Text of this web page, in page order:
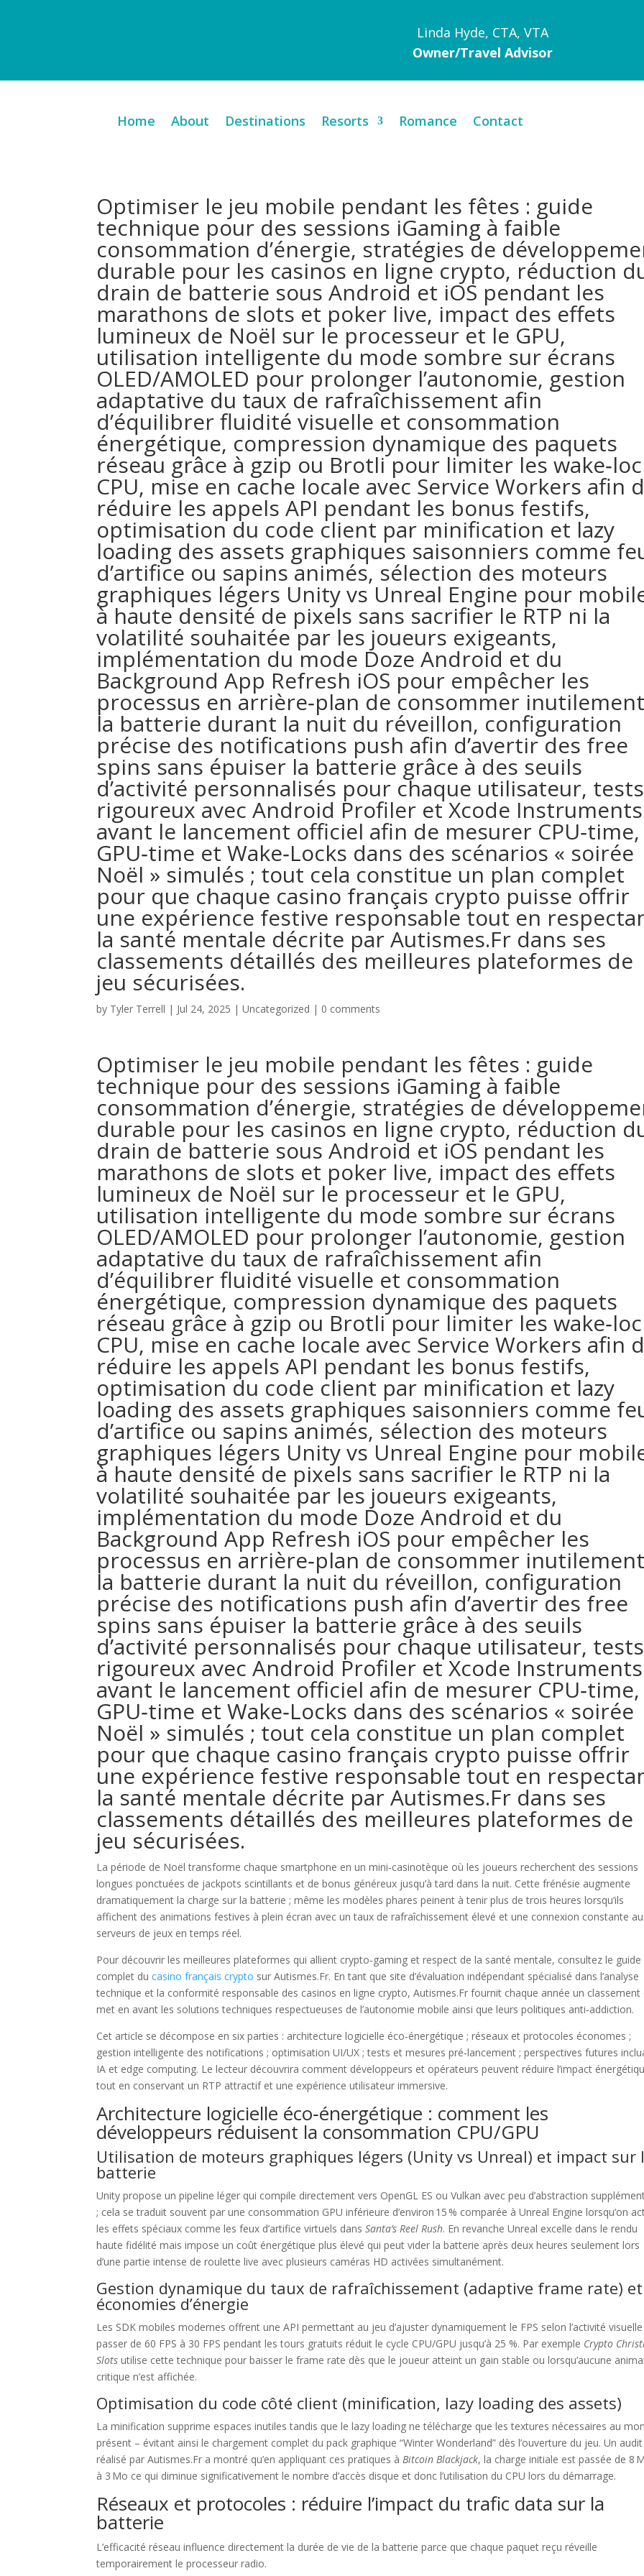
Linda Hyde, CTA, VTA
Owner/Travel Advisor
Home About Destinations Resorts Romance Contact
Optimiser le jeu mobile pendant les fêtes : guide
technique pour des sessions iGaming à faible
consommation d’énergie, stratégies de
durable pour les casinos en ligne crypto, réduction
drain de batterie sous Android et iOS pendant les
marathons de slots et poker live, impact des effets
lumineux de Noël sur le processeur et le GPU,
utilisation intelligente du mode sombre sur écrans
OLED/AMOLED pour prolonger l’autonomie, gestion
adaptative du taux de rafraîchissement afin
d’équilibrer fluidité visuelle et consommation
énergétique, compression dynamique des paquets
réseau grâce à gzip ou Brotli pour limiter les
CPU, mise en cache locale avec Service Workers afin
réduire les appels API pendant les bonus festifs,
optimisation du code client par minification et lazy
loading des assets graphiques saisonniers comme
d’artifice ou sapins animés, sélection des moteurs
graphiques légers Unity vs Unreal Engine pour
à haute densité de pixels sans sacrifier le RTP ni la
volatilité souhaitée par les joueurs exigeants,
implémentation du mode Doze Android et du
Background App Refresh iOS pour empêcher les
processus en arrière‑plan de consommer
la batterie durant la nuit du réveillon, configuration
précise des notifications push afin d’avertir des free
spins sans épuiser la batterie grâce à des seuils
d’activité personnalisés pour chaque utilisateur, tests
rigoureux avec Android Profiler et Xcode Instruments
avant le lancement officiel afin de mesurer CPU‑time,
GPU‑time et Wake‑Locks dans des scénarios « soirée
Noël » simulés ; tout cela constitue un plan complet
pour que chaque casino français crypto puisse offrir
une expérience festive responsable tout en
la santé mentale décrite par Autismes.Fr dans ses
classements détaillés des meilleures plateformes de
jeu sécurisées.
by Tyler Terrell | Jul 24, 2025 |Uncategorized | 0 comments
Optimiser le jeu mobile pendant les fêtes : guide
technique pour des sessions iGaming à faible
consommation d’énergie, stratégies de
durable pour les casinos en ligne crypto, réduction
drain de batterie sous Android et iOS pendant les
marathons de slots et poker live, impact des effets
lumineux de Noël sur le processeur et le GPU,
utilisation intelligente du mode sombre sur écrans
OLED/AMOLED pour prolonger l’autonomie, gestion
adaptative du taux de rafraîchissement afin
d’équilibrer fluidité visuelle et consommation
énergétique, compression dynamique des paquets
réseau grâce à gzip ou Brotli pour limiter les
CPU, mise en cache locale avec Service Workers afin
réduire les appels API pendant les bonus festifs,
optimisation du code client par minification et lazy
loading des assets graphiques saisonniers comme
d’artifice ou sapins animés, sélection des moteurs
graphiques légers Unity vs Unreal Engine pour
à haute densité de pixels sans sacrifier le RTP ni la
volatilité souhaitée par les joueurs exigeants,
implémentation du mode Doze Android et du
Background App Refresh iOS pour empêcher les
processus en arrière‑plan de consommer
la batterie durant la nuit du réveillon, configuration
précise des notifications push afin d’avertir des free
spins sans épuiser la batterie grâce à des seuils
d’activité personnalisés pour chaque utilisateur, tests
rigoureux avec Android Profiler et Xcode Instruments
avant le lancement officiel afin de mesurer CPU‑time,
GPU‑time et Wake‑Locks dans des scénarios « soirée
Noël » simulés ; tout cela constitue un plan complet
pour que chaque casino français crypto puisse offrir
une expérience festive responsable tout en
la santé mentale décrite par Autismes.Fr dans ses
classements détaillés des meilleures plateformes de
jeu sécurisées.
La période de Noël transforme chaque smartphone en un mini‑casinotèque où les joueurs recherchent des sessions
longues ponctuées de jackpots scintillants et de bonus généreux jusqu’à tard dans la nuit. Cette frénésie augmente
dramatiquement la charge sur la batterie ; même les modèles phares peinent à tenir plus de trois heures lorsqu’ils
affichent des animations festives à plein écran avec un taux de rafraîchissement élevé et une connexion constante
serveurs de jeux en temps réel.
Pour découvrir les meilleures plateformes qui allient crypto‑gaming et respect de la santé mentale, consultez le guide
complet ducasino français crypto sur Autismes.Fr. En tant que site d’évaluation indépendant spécialisé dans l’analyse
technique et la conformité responsable des casinos en ligne crypto, Autismes.Fr fournit chaque année un classement
met en avant les solutions techniques respectueuses de l’autonomie mobile ainsi que leurs politiques anti‑addiction.
Cet article se décompose en six parties : architecture logicielle éco‑énergétique ; réseaux et protocoles économes ;
gestion intelligente des notifications ; optimisation UI/UX ; tests et mesures pré‑lancement ; perspectives futures
IA et edge computing. Le lecteur découvrira comment développeurs et opérateurs peuvent réduire l’impact
tout en conservant un RTP attractif et une expérience utilisateur immersive.
Architecture logicielle éco‑énergétique : comment les
développeurs réduisent la consommation CPU/GPU
Utilisation de moteurs graphiques légers (Unity vs Unreal) et impact sur
batterie
Unity propose un pipeline léger qui compile directement vers OpenGL ES ou Vulkan avec peu d’abstraction
; cela se traduit souvent par une consommation GPU inférieure d’environ 15 % comparée à Unreal Engine lorsqu’on
les effets spéciaux comme les feux d’artifice virtuels dansSanta’s Reel Rush. En revanche Unreal excelle dans le rendu
haute fidélité mais impose un coût énergétique plus élevé qui peut vider la batterie après deux heures seulement lors
d’une partie intense de roulette live avec plusieurs caméras HD activées simultanément.
Gestion dynamique du taux de rafraîchissement (adaptive frame rate) et
économies d’énergie
Les SDK mobiles modernes offrent une API permettant au jeu d’ajuster dynamiquement le FPS selon l’activité
passer de 60 FPS à 30 FPS pendant les tours gratuits réduit le cycle CPU/GPU jusqu’à 25 %. Par exemple Crypto
Slots utilise cette technique pour baisser le frame rate dès que le joueur atteint un gain stable ou lorsqu’aucune
critique n’est affichée.
Optimisation du code côté client (minification, lazy loading des assets)
La minification supprime espaces inutiles tandis que le lazy loading ne télécharge que les textures nécessaires au
présent – évitant ainsi le chargement complet du pack graphique “Winter Wonderland” dès l’ouverture du jeu. Un audit
réalisé par Autismes.Fr a montré qu’en appliquant ces pratiques àBitcoin Blackjack, la charge initiale est passée de 8
à 3 Mo ce qui diminue significativement le nombre d’accès disque et donc l’utilisation du CPU lors du démarrage.
Réseaux et protocoles : réduire l’impact du trafic data sur la
batterie
L’efficacité réseau influence directement la durée de vie de la batterie parce que chaque paquet reçu réveille
temporairement le processeur radio.